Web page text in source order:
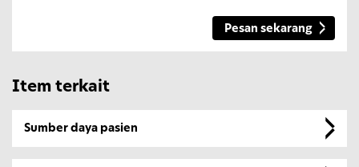
Pesan sekarang
Item terkait
Sumber daya pasien